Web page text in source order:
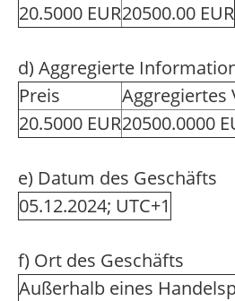
20.5000 EUR20500.00 EUR
d) Aggregierte
Preis
Aggregiertes
20.5000 EUR20500.0000
e) Datum des Geschäfts
05.12.2024; UTC+1
f) Ort des Geschäfts
Außerhalb eines